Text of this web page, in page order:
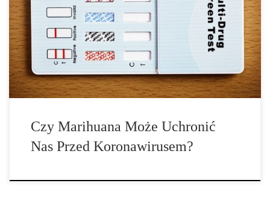
Przypomnijmy: wirus dostaje się do organizmu przez receptory
znajdujące się na powierzchni komórek. Uważa się, że jeden z
czujników komórkowych, znany jako ACE2, jest główną „bramą”
dla koronawirusa do zakażenia organizmu. Eksperci zbadali wpływ
ekstraktów z cannabis na te receptory. Wiadomo, że ekstrakty z
konopi indyjskich […]
Czy Marihuana Może Uchronić
Nas Przed Koronawirusem?